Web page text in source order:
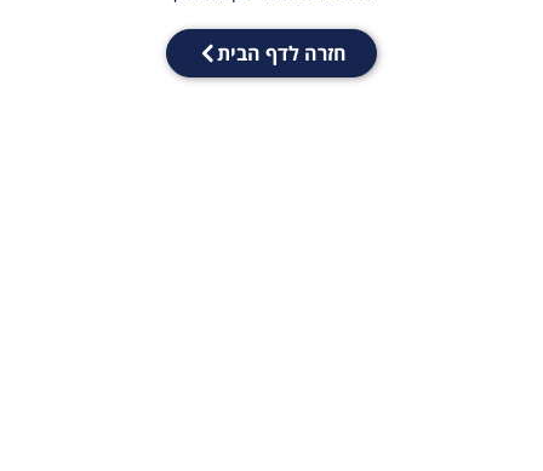
חזרה לדף הבית